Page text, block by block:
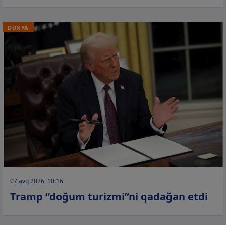
DÜNYA
07 avq 2026, 10:16
Tramp “doğum turizmi”ni qadağan etdi